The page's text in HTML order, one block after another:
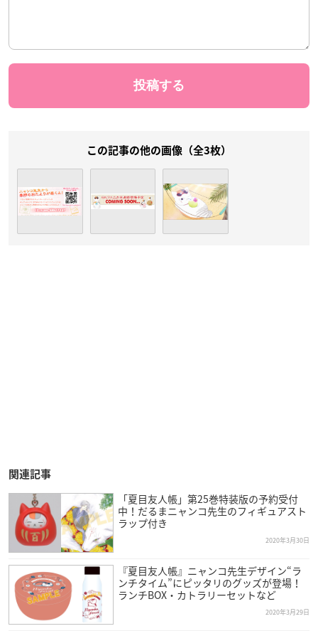
この記事の他の画像（全3枚）
関連記事
「夏目友人帳」第25巻特装版の予約受付
中！だるまニャンコ先生のフィギュアスト
ラップ付き
2020年3月30日
『夏目友人帳』ニャンコ先生デザイン“ラ
ンチタイム”にピッタリのグッズが登場！
ランチBOX・カトラリーセットなど
2020年3月29日